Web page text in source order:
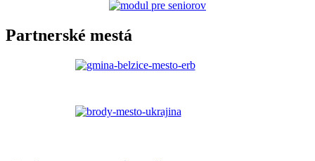
Partnerské mestá